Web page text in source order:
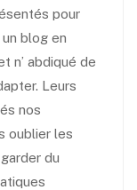
pour
blog en
n’ abdiqué de
Leurs
nos
oublier les
du